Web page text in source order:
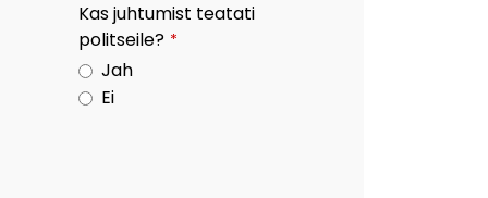
Kas juhtumist teatati
politseile? *
Jah
Ei